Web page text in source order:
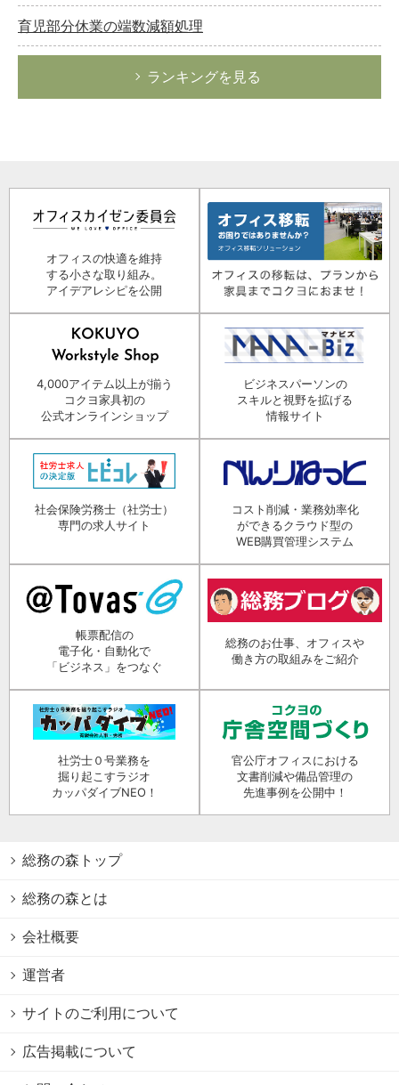
育児部分休業の端数減額処理
ランキングを見る
オフィスの快適を維持
する小さな取り組み。
アイデアレシピを公開
4,000アイテム以上が揃う
コクヨ家具初の
公式オンラインショップ
ビジネスパーソンの
スキルと視野を拡げる
情報サイト
社会保険労務士（社労士）
専門の求人サイト
コスト削減・業務効率化
ができるクラウド型の
WEB購買管理システム
帳票配信の
電子化・自動化で
「ビジネス」をつなぐ
総務のお仕事、オフィスや
働き方の取組みをご紹介
社労士０号業務を
掘り起こすラジオ
カッパダイブNEO！
官公庁オフィスにおける
文書削減や備品管理の
先進事例を公開中！
総務の森トップ
総務の森とは
会社概要
運営者
サイトのご利用について
広告掲載について